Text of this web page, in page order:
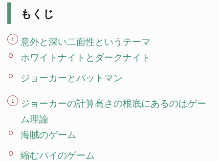
もくじ
意外と深い二面性というテーマ
ホワイトナイトとダークナイト
ジョーカーとバットマン
ジョーカーの計算高さの根底にあるのはゲー
ム理論
海賊のゲーム
縮むパイのゲーム